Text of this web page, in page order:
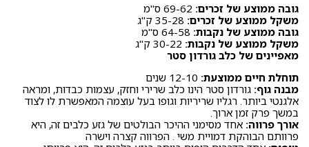
גובה ממוצע של זכרים: 69-62 ס"מ
משקל ממוצע של זכרים: 35-28 ק"ג
גובה ממוצע של נקבות: 64-58 ס"מ
משקל ממוצע של נקבות: 30-22 ק"ג
מאפיינים של כלב גורדון סטר
תוחלת חיים ממוצעת: 12-10 שנים
מבנה גוף: גורדון סטר הינו כלב שרירי וחזק, עצמות כבדות, ומראה
אלגנטי ביותר. רגליו שריריות וגופו בעל עוצמה המאפשרת לו לצוד
במשך פרק זמן ארוך.
אורך פרווה: אחד מסימני ההיכר הבולטים של גזע כלבים זה, היא
פרוותם הבוהקת דמויית משי . הפרווה קצרה וישרה